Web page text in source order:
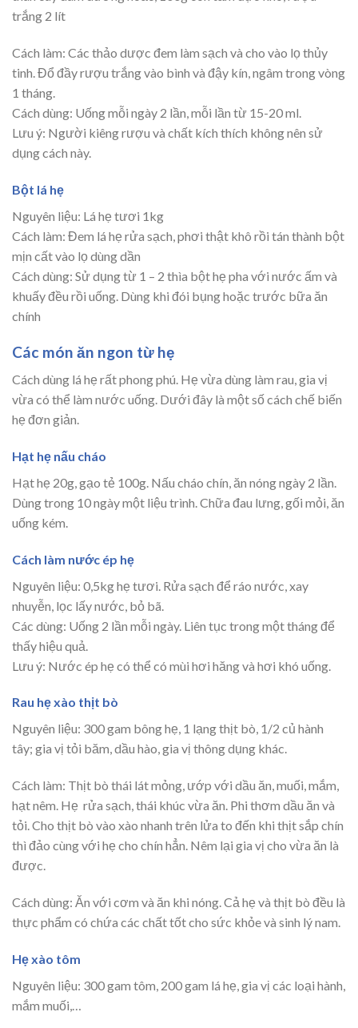
trắng 2 lít
Cách làm: Các thảo dược đem làm sạch và cho vào lọ thủy
tinh. Đổ đầy rượu trắng vào bình và đậy kín, ngâm trong vòng
1 tháng.
Cách dùng: Uống mỗi ngày 2 lần, mỗi lần từ 15-20 ml.
Lưu ý: Người kiêng rượu và chất kích thích không nên sử
dụng cách này.
Bột lá hẹ
Nguyên liệu: Lá hẹ tươi 1kg
Cách làm: Đem lá hẹ rửa sạch, phơi thật khô rồi tán thành bột
mịn cất vào lọ dùng dần
Cách dùng: Sử dụng từ 1 – 2 thìa bột hẹ pha với nước ấm và
khuấy đều rồi uống. Dùng khi đói bụng hoặc trước bữa ăn
chính
Các món ăn ngon từ hẹ
Cách dùng lá hẹ rất phong phú. Hẹ vừa dùng làm rau, gia vị
vừa có thể làm nước uống. Dưới đây là một số cách chế biến
hẹ đơn giản.
Hạt hẹ nấu cháo
Hạt hẹ 20g, gạo tẻ 100g. Nấu cháo chín, ăn nóng ngày 2 lần.
Dùng trong 10 ngày một liệu trình. Chữa đau lưng, gối mỏi, ăn
uống kém.
Cách làm nước ép hẹ
Nguyên liệu: 0,5kg hẹ tươi. Rửa sạch để ráo nước, xay
nhuyễn, lọc lấy nước, bỏ bã.
Các dùng: Uống 2 lần mỗi ngày. Liên tục trong một tháng để
thấy hiệu quả.
Lưu ý: Nước ép hẹ có thể có mùi hơi hăng và hơi khó uống.
Rau hẹ xào thịt bò
Nguyên liệu: 300 gam bông hẹ, 1 lạng thịt bò, 1/2 củ hành
tây; gia vị tỏi băm, dầu hào, gia vị thông dụng khác.
Cách làm: Thịt bò thái lát mỏng, ướp với dầu ăn, muối, mắm,
hạt nêm. Hẹ rửa sạch, thái khúc vừa ăn. Phi thơm dầu ăn và
tỏi. Cho thịt bò vào xào nhanh trên lửa to đến khi thịt sắp chín
thì đảo cùng với hẹ cho chín hẳn. Nêm lại gia vị cho vừa ăn là
được.
Cách dùng: Ăn với cơm và ăn khi nóng. Cả hẹ và thịt bò đều là
thực phẩm có chứa các chất tốt cho sức khỏe và sinh lý nam.
Hẹ xào tôm
Nguyên liệu: 300 gam tôm, 200 gam lá hẹ, gia vị các loại hành,
mắm muối,…